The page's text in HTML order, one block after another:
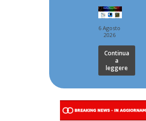
6 Agosto
2026
Continua
a
leggere